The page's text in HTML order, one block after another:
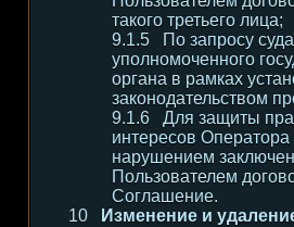
такого третьего лица;
По запросу
уполномоченного
органа в рамках
законодательством
Для защиты
интересов Оператора
нарушением
Пользователем
Соглашение.
Изменение и